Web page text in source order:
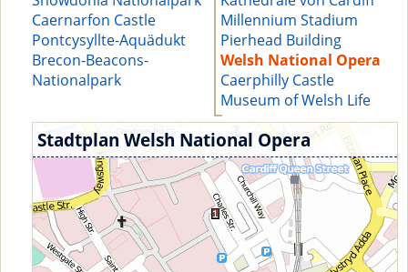
Caernarfon Castle
Pontcysyllte-Aquädukt
Brecon-Beacons-
Nationalpark
Millennium Stadium
Pierhead Building
Welsh National Opera
Caerphilly Castle
Museum of Welsh Life
Stadtplan Welsh National Opera